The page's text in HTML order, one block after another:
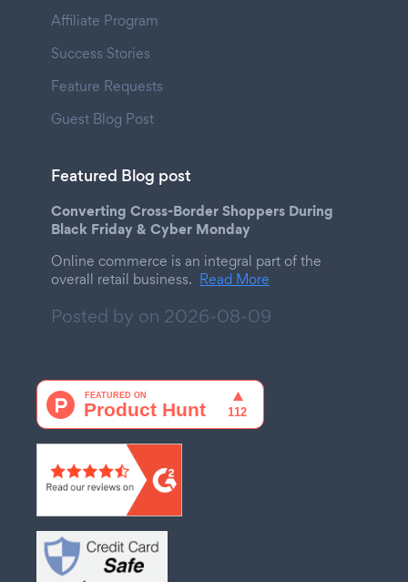
Affiliate Program
Success Stories
Feature Requests
Guest Blog Post
Featured Blog post
Converting Cross-Border Shoppers During
Black Friday & Cyber Monday
Online commerce is an integral part of the
overall retail business. Read More
Posted by on 2026-08-09